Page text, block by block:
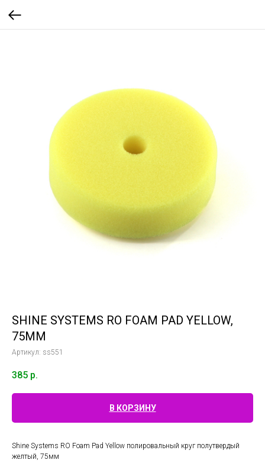
SHINE SYSTEMS RO FOAM PAD YELLOW,
75ММ
Артикул: ss551
385 р.
В КОРЗИНУ
Shine Systems RO Foam Pad Yellow полировальный круг полутвердый
желтый, 75мм